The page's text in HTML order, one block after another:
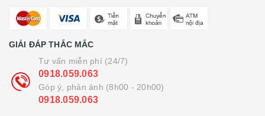
GIẢI ĐÁP THẮC MẮC
Tư vấn miễn phí (24/7)
0918.059.063
Góp ý, phản ánh (8h00 - 20h00)
0918.059.063